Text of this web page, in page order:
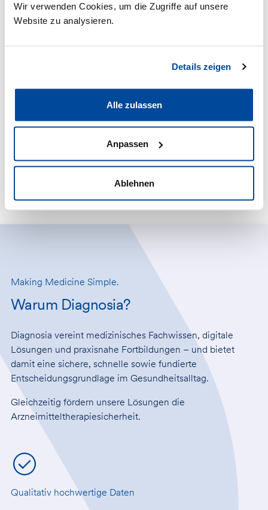
Wir verwenden Cookies, um die Zugriffe auf unsere
Website zu analysieren.
Details zeigen
Alle zulassen
Anpassen
Ablehnen
Evidenzbasierte klinische Entscheidungshilfe
Software für KHs & Pflegeeinrichtungen
Einfach in KIS-/PDMS-Systeme integrierbar
Warum Diagnosia?
Making Medicine Simple.
Diagnosia vereint medizinisches Fachwissen, digitale
Lösungen und praxisnahe Fortbildungen – und bietet
damit eine sichere, schnelle sowie fundierte
Entscheidungsgrundlage im Gesundheitsalltag.
Gleichzeitig fördern unsere Lösungen die
Arzneimitteltherapiesicherheit.
Qualitativ hochwertige Daten